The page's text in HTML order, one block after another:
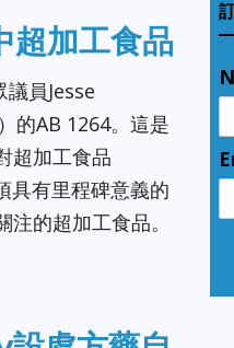
超加工食品
員Jesse
的AB 1264。這是
超加工食品
具有里程碑意義的
的超加工食品。